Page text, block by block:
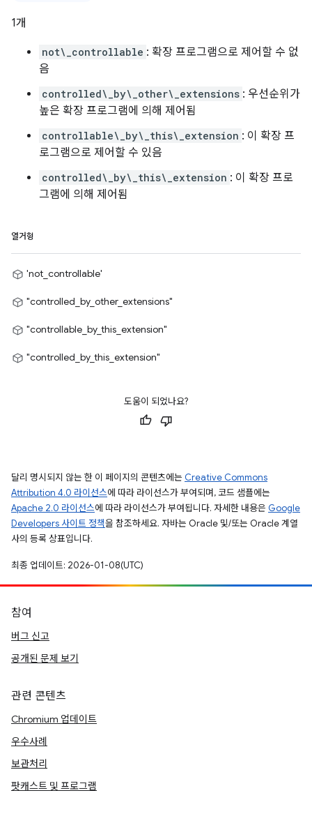
1개
not\_controllable : 확장 프로그램으로 제어할 수 없
음
controlled\_by\_other\_extensions : 우선순위가
높은 확장 프로그램에 의해 제어됨
controllable\_by\_this\_extension : 이 확장 프
로그램으로 제어할 수 있음
controlled\_by\_this\_extension : 이 확장 프로
그램에 의해 제어됨
열거형
'not_controllable'
"controlled_by_other_extensions"
"controllable_by_this_extension"
"controlled_by_this_extension"
도움이 되었나요?
달리 명시되지 않는 한 이 페이지의 콘텐츠에는 Creative Commons
Attribution 4.0 라이선스에 따라 라이선스가 부여되며, 코드 샘플에는
Apache 2.0 라이선스에 따라 라이선스가 부여됩니다. 자세한 내용은 Google
Developers 사이트 정책을 참조하세요. 자바는 Oracle 및/또는 Oracle 계열
사의 등록 상표입니다.
최종 업데이트: 2026-01-08(UTC)
참여
버그 신고
공개된 문제 보기
관련 콘텐츠
Chromium 업데이트
우수사례
보관처리
팟캐스트 및 프로그램